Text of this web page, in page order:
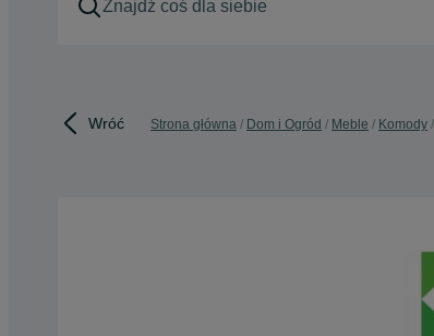
Wróć Strona główna Dom i Ogród Meble Komody